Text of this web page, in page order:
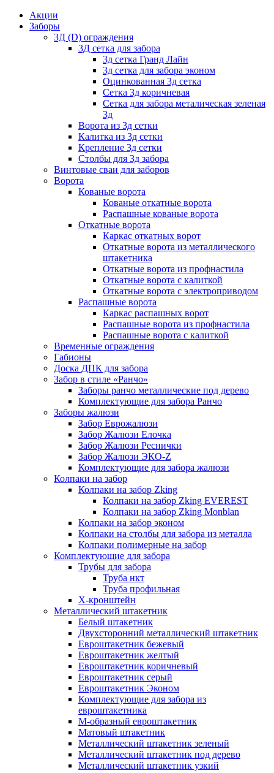
Акции
Заборы
3Д (D) ограждения
3Д сетка для забора
3д сетка Гранд Лайн
3д сетка для забора эконом
Оцинкованная 3д сетка
Сетка 3д коричневая
Сетка для забора металическая зеленая
3д
Ворота из 3д сетки
Калитка из 3д сетки
Крепление 3д сетки
Столбы для 3д забора
Винтовые сваи для заборов
Ворота
Кованые ворота
Кованые откатные ворота
Распашные кованые ворота
Откатные ворота
Каркас откатных ворот
Откатные ворота из металлического
штакетника
Откатные ворота из профнастила
Откатные ворота с калиткой
Откатные ворота с электроприводом
Распашные ворота
Каркас распашных ворот
Распашные ворота из профнастила
Распашные ворота с калиткой
Временные ограждения
Габионы
Доска ДПК для забора
Забор в стиле «Ранчо»
Заборы ранчо металлические под дерево
Комплектующие для забора Ранчо
Заборы жалюзи
Забор Еврожалюзи
Забор Жалюзи Елочка
Забор Жалюзи Реснички
Забор Жалюзи ЭКО-Z
Комплектующие для забора жалюзи
Колпаки на забор
Колпаки на забор Zking
Колпаки на забор Zking EVEREST
Колпаки на забор Zking Monblan
Колпаки на забор эконом
Колпаки на столбы для забора из металла
Колпаки полимерные на забор
Комплектующие для забора
Трубы для забора
Труба нкт
Труба профильная
Х-кронштейн
Металлический штакетник
Белый штакетник
Двухсторонний металлический штакетник
Евроштакетник бежевый
Евроштакетник желтый
Евроштакетник коричневый
Евроштакетник серый
Евроштакетник Эконом
Комплектующие для забора из
евроштакетника
М-образный евроштакетник
Матовый штакетник
Металлический штакетник зеленый
Металлический штакетник под дерево
Металлический штакетник узкий